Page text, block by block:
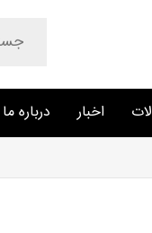
search
اخبار درباره ما